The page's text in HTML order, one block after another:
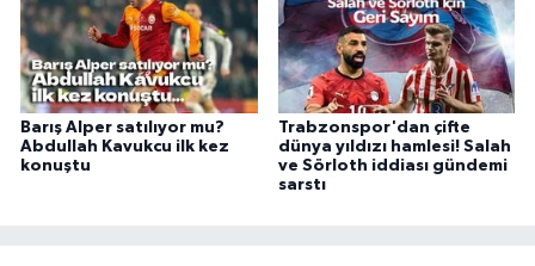
Barış Alper satılıyor mu?
Abdullah Kavukcu ilk kez
konuştu
Trabzonspor'dan çifte
dünya yıldızı hamlesi! Salah
ve Sörloth iddiası gündemi
sarstı